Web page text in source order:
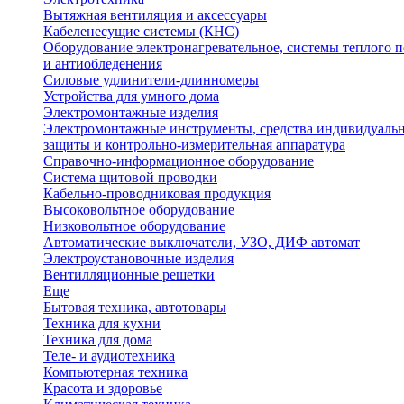
Вытяжная вентиляция и аксессуары
Кабеленесущие системы (КНС)
Оборудование электронагревательное, системы теплого
и антиобледенения
Силовые удлинители-длинномеры
Устройства для умного дома
Электромонтажные изделия
Электромонтажные инструменты, средства
защиты и контрольно-измерительная аппаратура
Справочно-информационное оборудование
Система щитовой проводки
Кабельно-проводниковая продукция
Высоковольтное оборудование
Низковольтное оборудование
Автоматические выключатели, УЗО, ДИФ автомат
Электроустановочные изделия
Вентилляционные решетки
Еще
Бытовая техника, автотовары
Техника для кухни
Техника для дома
Теле- и аудиотехника
Компьютерная техника
Красота и здоровье